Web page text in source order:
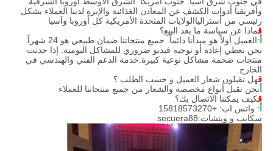
وأفريقيا أدوات الكشف عن المعادن الغذائية والإبرة لدينا العملاء بشكل
رئيسي من أسترالياالولايات المتحدة الأمريكية كل أوروبا وآسيا
قماذا عن سياسة ما بعد البيع؟
:العميل أولاً هو مبدأنا دائماً. جميع منتجاتنا ضمان طبيعي هو 24 شهراً.
نحن نعطي إعادة أو توجيه فيديو ضروري للمشاكل اليومية. إذا حدثت
منتجات ضخمة مشاكل نوعية كبيرة.خدمة الدعم الفني والهندسي في
الخارج.
قهل تقبلون شعار العميل و حسب الطلب ؟
نحن نقبل أنواع مخصصة والشعار من جميع منتجاتنا للعملاء
قكيف يمكننا الاتصال بك؟
: واتس اب: +15818573270
سكايب و ويتشات:secuera88